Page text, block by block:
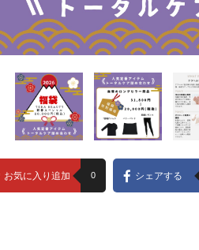
お気に入り追加 0 シェアする